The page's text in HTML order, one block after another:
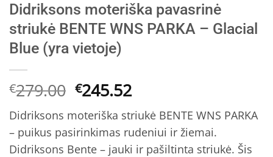
Didriksons moteriška pavasrinė
striukė BENTE WNS PARKA – Glacial
Blue (yra vietoje)
€279.00 Original
price
was:
€279.00.
€245.52Current
price
is:
€245.52.
Didriksons moteriška striukė BENTE WNS PARKA
– puikus pasirinkimas rudeniui ir žiemai.
Didriksons Bente – jauki ir pašiltinta striukė. Šis